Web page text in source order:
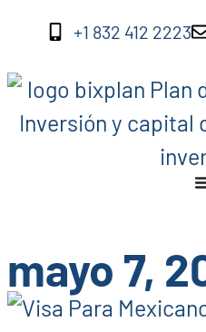
+1 832 412 2223
mayo 7,